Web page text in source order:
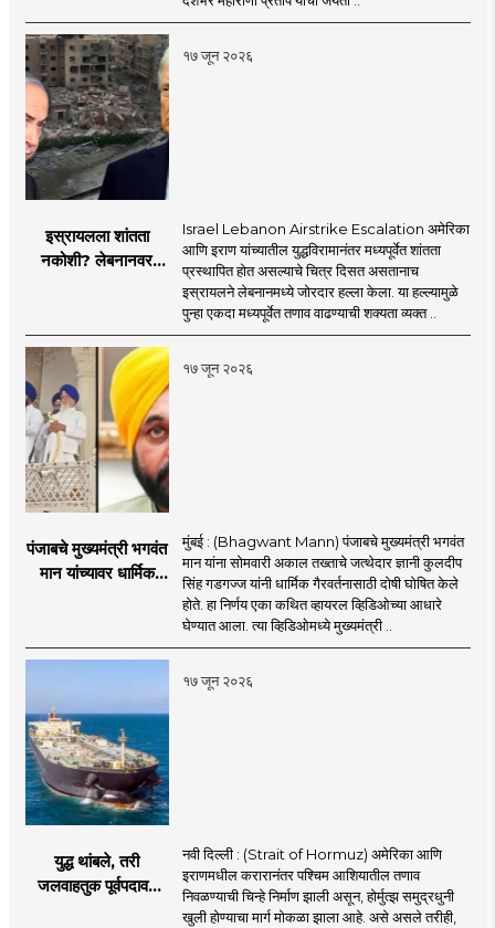
मोहनजी भागवत
१७ जून २०२६
इस्रायलला शांतता
नकोशी? लेबनानवर
इराण-अमेरिकेत आरोप-
प्रत्यारोप
Israel Lebanon Airstrike Escalation अमेरिका
आणि इराण यांच्यातील युद्धविरामानंतर मध्यपूर्वेत शांतता
प्रस्थापित होत असल्याचे चित्र दिसत असतानाच
इस्रायलने लेबनानमध्ये जोरदार हल्ला केला. या हल्ल्यामुळे
पुन्हा एकदा मध्यपूर्वेत तणाव वाढण्याची शक्यता व्यक्त ..
१७ जून २०२६
पंजाबचे मुख्यमंत्री भगवंत
मान यांच्यावर धार्मिक
खळबळ
मुंबई : (Bhagwant Mann) पंजाबचे मुख्यमंत्री भगवंत
मान यांना सोमवारी अकाल तख्ताचे जत्थेदार ज्ञानी कुलदीप
सिंह गडगज्ज यांनी धार्मिक गैरवर्तनासाठी दोषी घोषित केले
होते. हा निर्णय एका कथित व्हायरल व्हिडिओच्या आधारे
घेण्यात आला. त्या व्हिडिओमध्ये मुख्यमंत्री ..
१७ जून २०२६
युद्ध थांबले, तरी
जलवाहतुक पूर्वपदावर
नवी दिल्ली : (Strait of Hormuz) अमेरिका आणि
इराणमधील करारानंतर पश्चिम आशियातील तणाव
निवळण्याची चिन्हे निर्माण झाली असून, होर्मुत्झ समुद्रधुनी
खुली होण्याचा मार्ग मोकळा झाला आहे. असे असले तरीही,